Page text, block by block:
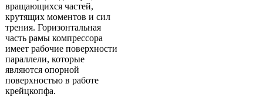
вращающихся частей,
крутящих моментов и сил
трения. Горизонтальная
часть рамы компрессора
имеет рабочие поверхности
параллели, которые
являются опорной
поверхностью в работе
крейцкопфа.